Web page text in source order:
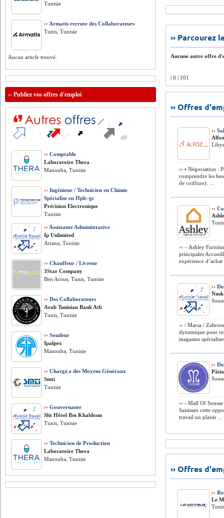
››
Aucune autre offre
| 0 | 101
›› Offres
››
›› • Négociation :
comprendre les
de coiffure). ...
››
›› – Ashley
principales
expérience
››
›› / Marsa /
dynamique pour
magasins
››
›› - Mall Of
Saisissez cette
travail un plaisir ...
›› Offres
››
Le
Tunisie
›› Armatis recrute des Collaborateurs
Tunis, Tunisie
Aucun article trouvé.
››Publiez vos offres d'emploi
›› Comptable
Laboratoire Thera
Manouba, Tunisie
›› Ingénieur / Technicien en Chimie
Spécialise en Hplc-gc
Précision Electronique
Tunisie
›› Assistante Administrative
Ip Unlimited
Ariana, Tunisie
›› Chauffeur / Livreur
3Star Company
Ben Arous, Tunis, Tunisie
›› Des Collaborateurs
Arab Tunisian Bank Atb
Tunis, Tunisie
›› Soudeur
Ipalpex
Manouba, Tunisie
›› Chargé.e des Moyens Généraux
Smti
Tunisie
›› Gouvernante
Sht Hôtel Ibn Khaldoun
Tunis, Tunisie
›› Technicien de Production
Laboratoire Thera
Manouba, Tunisie